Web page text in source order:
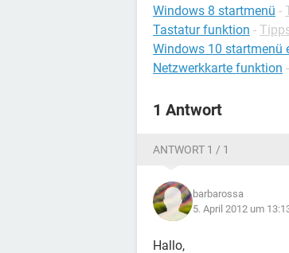
Windows 8 startmenü -
Tastatur funktion -
Windows 10 startmenü
Netzwerkkarte funktion -
1 Antwort
ANTWORT 1 / 1
barbarossa
5. April 2012 um
Hallo,